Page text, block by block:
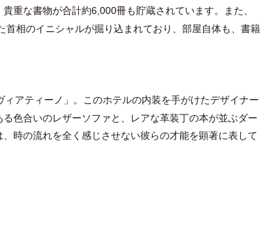
重な書物が合計約6,000冊も貯蔵されています。また、
首相のイニシャルが掘り込まれており、部屋自体も、書籍
アティーノ」。このホテルの内装を手がけたデザイナー
色合いのレザーソファと、レアな革装丁の本が並ぶダー
時の流れを全く感じさせない彼らの才能を顕著に表して